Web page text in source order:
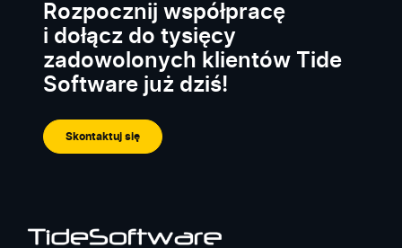
Rozpocznij współpracę
i dołącz do tysięcy
zadowolonych klientów Tide
Software już dziś!
Skontaktuj się